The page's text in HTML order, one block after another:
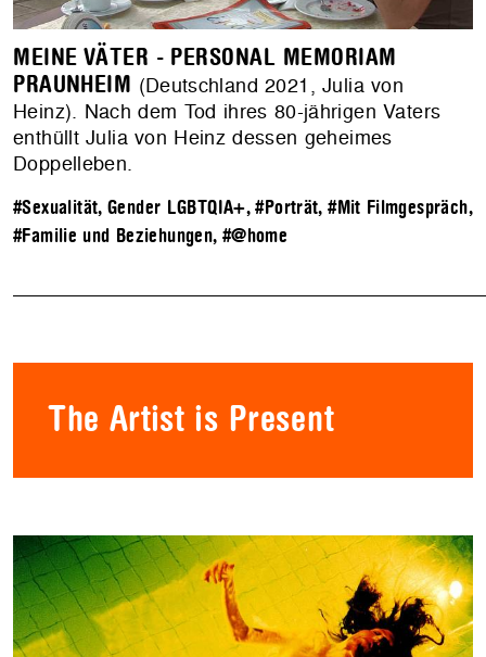
MEINE VÄTER - PERSONAL MEMORIAM
PRAUNHEIM (Deutschland 2021, Julia von
Heinz). Nach dem Tod ihres 80-jährigen Vaters
enthüllt Julia von Heinz dessen geheimes
Doppelleben.
#Sexualität, Gender LGBTQIA+,#Porträt,#Mit Filmgespräch,
#Familie und Beziehungen, #@home
The Artist is Present